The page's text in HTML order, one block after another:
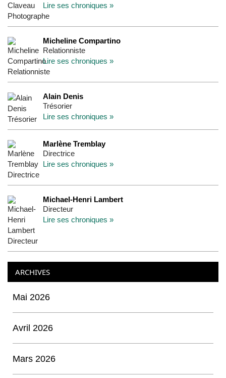
Lire ses chroniques »
Micheline Compartino
Relationniste
Lire ses chroniques »
Alain Denis
Trésorier
Lire ses chroniques »
Marlène Tremblay
Directrice
Lire ses chroniques »
Michael-Henri Lambert
Directeur
Lire ses chroniques »
ARCHIVES
Mai 2026
Avril 2026
Mars 2026